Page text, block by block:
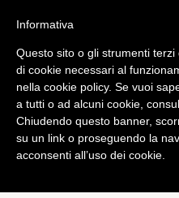
Curiosità
Qual è il
della musica?
diRedazione
Informativa
Questo sito o gli strumenti
di cookie necessari al
nella cookie policy. Se vuoi
a tutti o ad alcuni cookie,
Chiudendo questo banner,
su un link o proseguendo la
acconsenti all’uso dei cookie.